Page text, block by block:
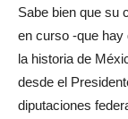
Sabe bien que su
en curso -que hay
la historia de
desde el
diputaciones